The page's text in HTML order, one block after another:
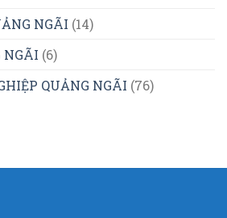
NGÃI (14)
NGÃI (6)
QUẢNG NGÃI (76)